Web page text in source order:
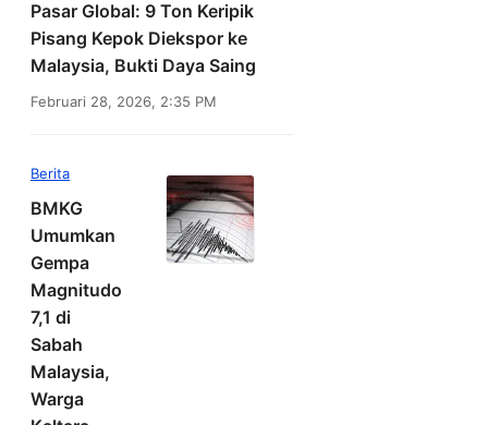
Pasar Global: 9 Ton Keripik
Pisang Kepok Diekspor ke
Malaysia, Bukti Daya Saing
Februari 28, 2026, 2:35 PM
Berita
BMKG
Umumkan
Gempa
Magnitudo
7,1 di
Sabah
Malaysia,
Warga